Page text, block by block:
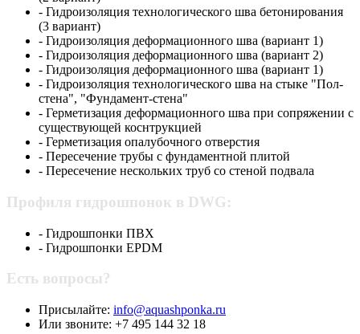
- Гидроизоляция технологического шва бетонирования
(3 вариант)
- Гидроизоляция деформационного шва (вариант 1)
- Гидроизоляция деформационного шва (вариант 2)
- Гидроизоляция деформационного шва (вариант 1)
- Гидроизоляция технологического шва на стыке "Пол-
стена", "Фундамент-стена"
- Герметизация деформационного шва при сопряжении с
существующей коснтрукцией
- Герметизация опалубочного отверстия
- Пересечение трубы с фундаментной плитой
- Пересечение нескольких труб со стеной подвала
Профиля гидрошпонок в DWG:
- Гидрошпонки ПВХ
- Гидрошпонки EPDM
Есть вопросы?
Присылайте: info@aquashponka.ru
Или звоните: +7 495 144 32 18